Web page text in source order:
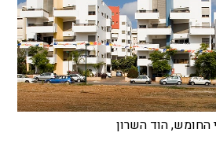
החומש, הוד השרון